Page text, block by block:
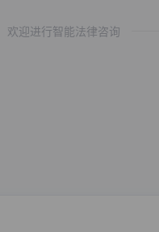
欢迎进行智能法律咨询